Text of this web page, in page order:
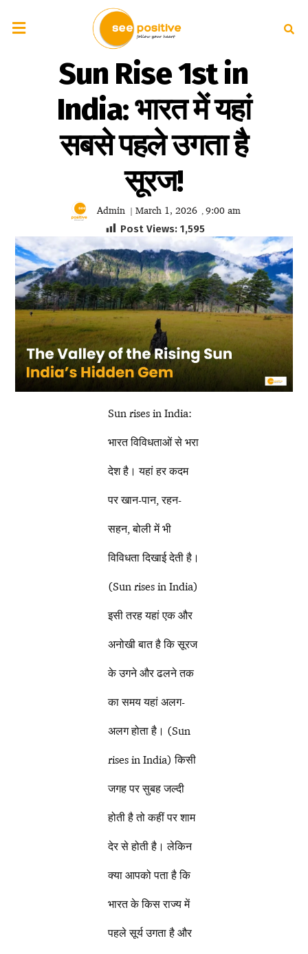
Sun Rise 1st in
India: भारत में यहां
सबसे पहले उगता है
सूरज!
Admin | March 1, 2026 , 9:00 am
Post Views: 1,595
Sun rises in India:
भारत विविधताओं से भरा
देश है। यहां हर कदम
पर खान-पान, रहन-
सहन, बोली में भी
विविधता दिखाई देती है।
(Sun rises in India)
इसी तरह यहां एक और
अनोखी बात है कि सूरज
के उगने और ढलने तक
का समय यहां अलग-
अलग होता है। (Sun
rises in India) किसी
जगह पर सुबह जल्दी
होती है तो कहीं पर शाम
देर से होती है। लेकिन
क्या आपको पता है कि
भारत के किस राज्य में
पहले सूर्य उगता है और